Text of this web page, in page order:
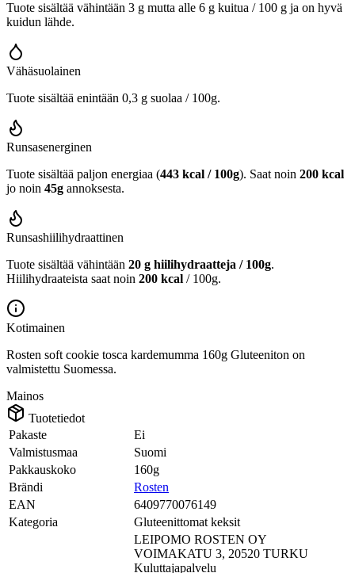
Tuote sisältää vähintään 3 g mutta alle 6 g kuitua / 100 g ja on hyvä
kuidun lähde.
Vähäsuolainen
Tuote sisältää enintään 0,3 g suolaa / 100g.
Runsasenerginen
Tuote sisältää paljon energiaa (443 kcal / 100g). Saat noin 200 kcal
jo noin 45g annoksesta.
Runsashiilihydraattinen
Tuote sisältää vähintään 20 g hiilihydraatteja / 100g.
Hiilihydraateista saat noin 200 kcal / 100g.
Kotimainen
Rosten soft cookie tosca kardemumma 160g Gluteeniton on
valmistettu Suomessa.
Mainos
Tuotetiedot
Pakaste
Ei
Valmistusmaa
Suomi
Pakkauskoko
160g
Brändi
Rosten
EAN
6409770076149
Kategoria
Gluteenittomat keksit
LEIPOMO ROSTEN OY
VOIMAKATU 3, 20520 TURKU
Kuluttajapalvelu